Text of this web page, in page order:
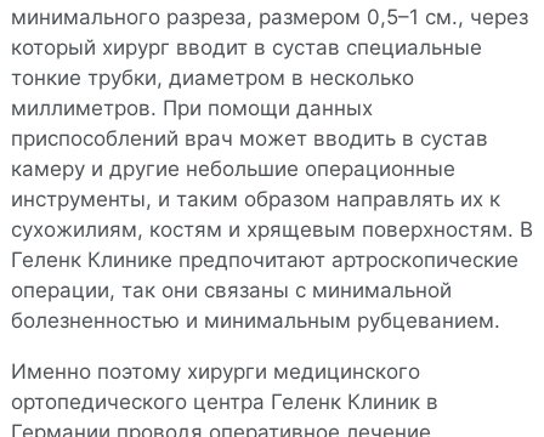
минимального разреза, размером 0,5–1 см., через
который хирург вводит в сустав специальные
тонкие трубки, диаметром в несколько
миллиметров. При помощи данных
приспособлений врач может вводить в сустав
камеру и другие небольшие операционные
инструменты, и таким образом направлять их к
сухожилиям, костям и хрящевым поверхностям. В
Геленк Клинике предпочитают артроскопические
операции, так они связаны с минимальной
болезненностью и минимальным рубцеванием.
Именно поэтому хирурги медицинского
ортопедического центра Геленк Клиник в
Германии проводя оперативное лечение